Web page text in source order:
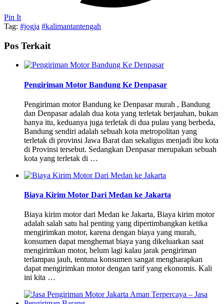
Pin It
Tag: #jogja #kalimantantengah
Pos Terkait
Pengiriman Motor Bandung Ke Denpasar
Pengiriman motor Bandung ke Denpasar murah , Bandung
dan Denpasar adalah dua kota yang terletak berjauhan, bukan
hanya itu, keduanya juga terletak di dua pulau yang berbeda,
Bandung sendiri adalah sebuah kota metropolitan yang
terletak di provinsi Jawa Barat dan sekaligus menjadi ibu kota
di Provinsi tersebut. Sedangkan Denpasar merupakan sebuah
kota yang terletak di …
Biaya Kirim Motor Dari Medan ke Jakarta
Biaya kirim motor dari Medan ke Jakarta, Biaya kirim motor
adalah salah satu hal penting yang dipertimbangkan ketika
mengirimkan motor, karena dengan biaya yang murah,
konsumen dapat menghemat biaya yang dikeluarkan saat
mengirimkan motor, belum lagi kalau jarak pengiriman
terlampau jauh, tentuna konsumen sangat mengharapkan
dapat mengirimkan motor dengan tarif yang ekonomis. Kali
ini kita …